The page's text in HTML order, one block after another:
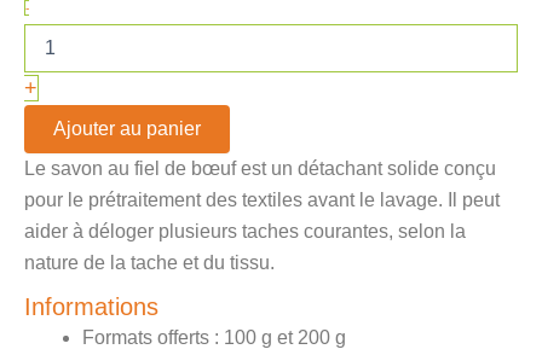
-
+
Ajouter au panier
Le savon au fiel de bœuf est un détachant solide conçu
pour le prétraitement des textiles avant le lavage. Il peut
aider à déloger plusieurs taches courantes, selon la
nature de la tache et du tissu.
Informations
Formats offerts : 100 g et 200 g